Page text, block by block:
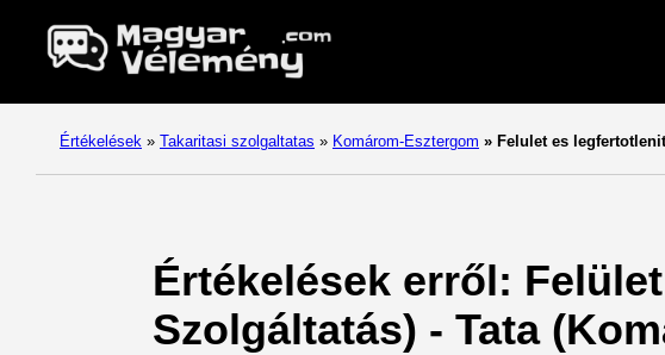
Értékelések » Takaritasi szolgaltatas » Komárom-Esztergom » Felulet es
Értékelések erről:
Szolgáltatás) - Tata